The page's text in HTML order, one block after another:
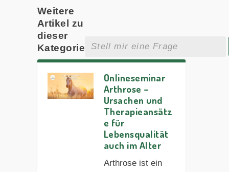
Weitere
Artikel zu
dieser
Kategorie
Onlineseminar
Arthrose –
Ursachen und
Therapieansätz
e für
Lebensqualität
auch im Alter
Arthrose ist ein